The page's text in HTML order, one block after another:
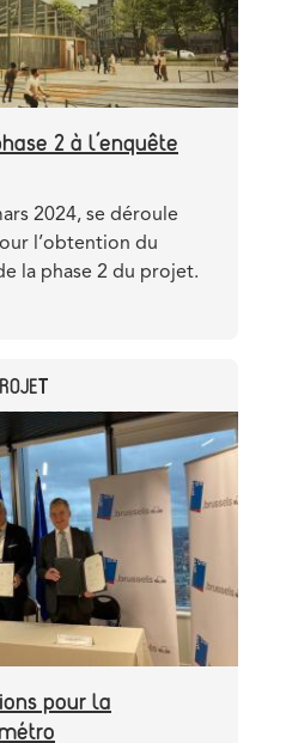
2 à l’enquête
2024, se déroule
l’obtention du
la phase 2 du projet.
pour la